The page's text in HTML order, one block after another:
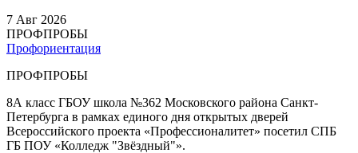
7 Авг 2026
ПРОФПРОБЫ
Профориентация
ПРОФПРОБЫ
8А класс ГБОУ школа №362 Московского района Санкт-
Петербурга в рамках единого дня открытых дверей
Всероссийского проекта «Профессионалитет» посетил СПБ
ГБ ПОУ «Колледж "Звёздный"».